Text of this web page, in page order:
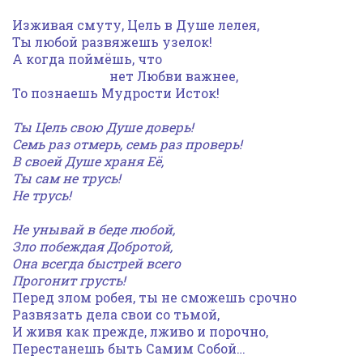
Изживая смуту, Цель в Душе лелея,
Ты любой развяжешь узелок!
А когда поймёшь, что
нет Любви важнее,
То познаешь Мудрости Исток!
Ты Цель свою Душе доверь!
Семь раз отмерь, семь раз проверь!
В своей Душе храня Её,
Ты сам не трусь!
Не трусь!
Не унывай в беде любой,
Зло побеждая Добротой,
Она всегда быстрей всего
Прогонит грусть!
Перед злом робея, ты не сможешь срочно
Развязать дела свои со тьмой,
И живя как прежде, лживо и порочно,
Перестанешь быть Самим Собой…